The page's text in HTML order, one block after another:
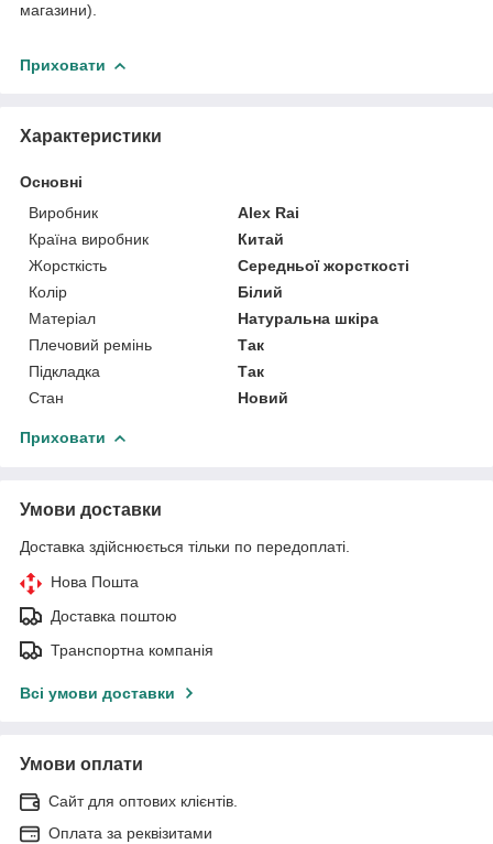
магазини).
Приховати
Характеристики
Основні
Виробник
Alex Rai
Країна виробник
Китай
Жорсткість
Середньої жорсткості
Колір
Білий
Матеріал
Натуральна шкіра
Плечовий ремінь
Так
Підкладка
Так
Стан
Новий
Приховати
Умови доставки
Доставка здійснюється тільки по передоплаті.
Нова Пошта
Доставка поштою
Транспортна компанія
Всі умови доставки
Умови оплати
Сайт для оптових клієнтів.
Оплата за реквізитами